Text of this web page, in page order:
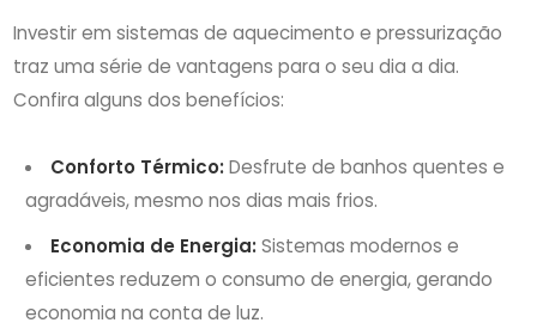
Investir em sistemas de aquecimento e pressurização
traz uma série de vantagens para o seu dia a dia.
Confira alguns dos benefícios:
Conforto Térmico:Desfrute de banhos quentes e
agradáveis, mesmo nos dias mais frios.
Economia de Energia:Sistemas modernos e
eficientes reduzem o consumo de energia, gerando
economia na conta de luz.